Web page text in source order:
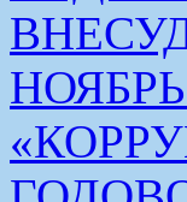
НОЯБРЬ